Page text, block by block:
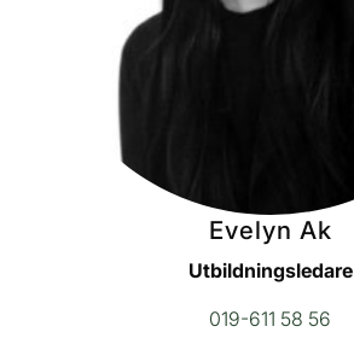
Evelyn Ak
Utbildningsledare
019-611 58 56